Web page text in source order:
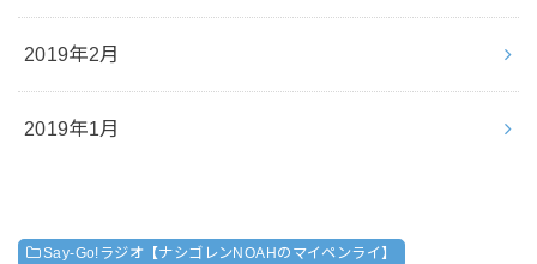
2019年2月
2019年1月
Say-Go!ラジオ【ナシゴレンNOAHのマイペンライ】